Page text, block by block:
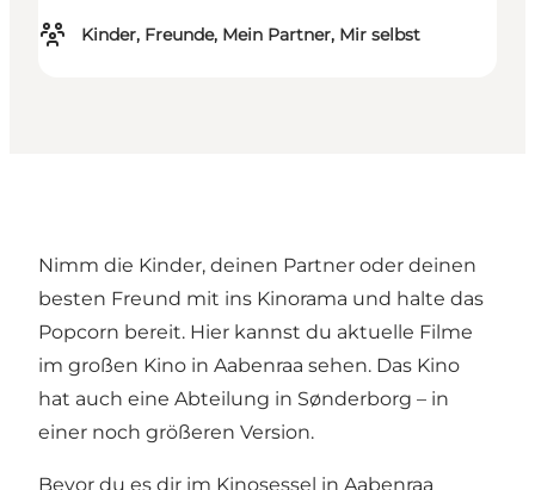
Kinder, Freunde, Mein Partner, Mir selbst
Nimm die Kinder, deinen Partner oder deinen
besten Freund mit ins Kinorama und halte das
Popcorn bereit. Hier kannst du aktuelle Filme
im großen Kino in Aabenraa sehen. Das Kino
hat auch eine Abteilung in Sønderborg – in
einer noch größeren Version.
Bevor du es dir im Kinosessel in Aabenraa